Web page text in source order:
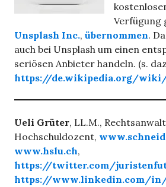
Verfügung
Unsplash Inc.,übernommen.
auch bei Unsplash um einen
seriösen Anbieter handeln. (s.
https://de.wikipedia.org/wiki/
Ueli Grüter, LL.M.,
Hochschuldozent,
www.hslu.ch,
https://twitter.com/
https://www.linkedin.com/